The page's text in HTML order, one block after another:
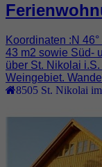
Koordinaten :N
43 m2 sowie Süd-
über St. Nikolai
Weingebiet.
8505 St. Nikolai im